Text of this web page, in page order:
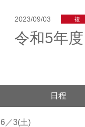
2023/09/03 複
令和5年
日程
6／3(土)